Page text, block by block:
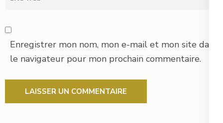
Enregistrer mon nom, mon e-mail et mon site dans
le navigateur pour mon prochain commentaire.